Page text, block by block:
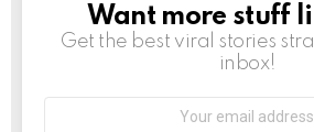
NEWSLETTER
Want more stuff
Get the best viral stories
inbox!